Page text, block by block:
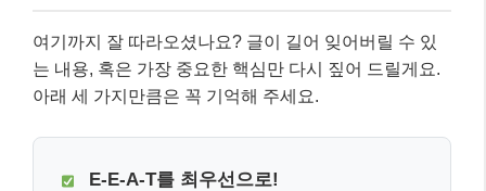
여기까지 잘 따라오셨나요? 글이 길어 잊어버릴 수 있
는 내용, 혹은 가장 중요한 핵심만 다시 짚어 드릴게요.
아래 세 가지만큼은 꼭 기억해 주세요.
E-E-A-T를 최우선으로!